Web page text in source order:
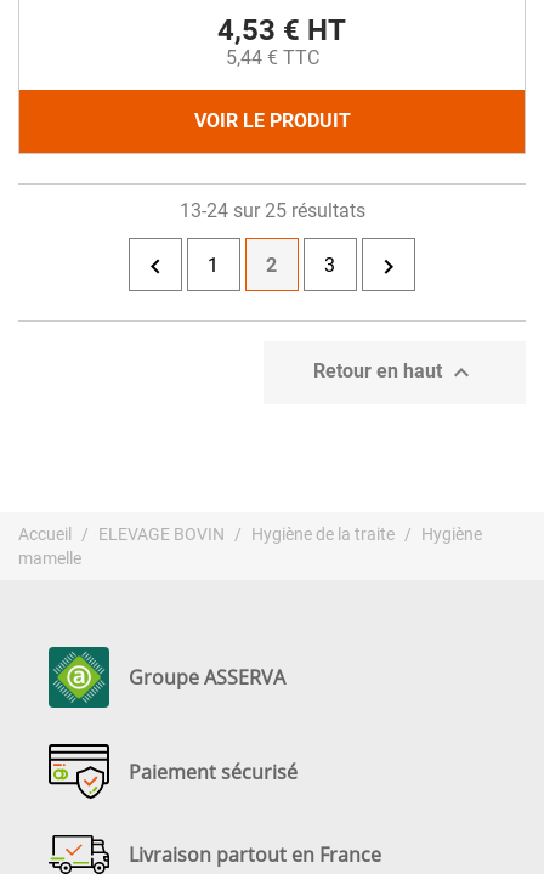
4,53 € HT
5,44 € TTC
VOIR LE PRODUIT
13-24 sur 25 résultats
 1 2 3 
Retour en haut 
Accueil ELEVAGE BOVIN Hygiène de la traite
Hygiène
mamelle
Groupe ASSERVA
Paiement sécurisé
Livraison partout en France